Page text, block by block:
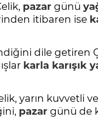
pazar günü
itibaren ise
dile getiren
karla karışık
yarın kuvvetli
pazar günü de